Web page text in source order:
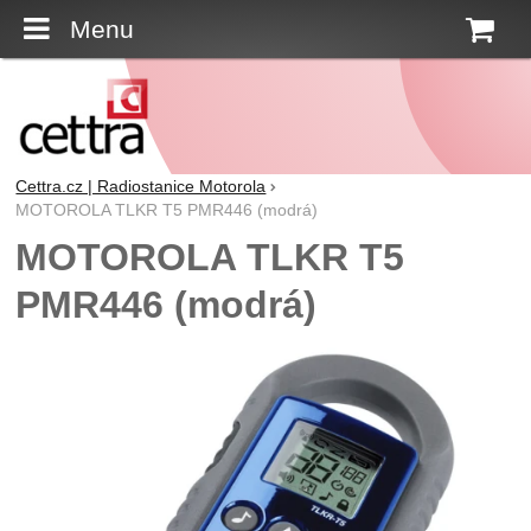
Menu
Cettra.cz | Radiostanice Motorola
MOTOROLA TLKR T5 PMR446 (modrá)
MOTOROLA TLKR T5
PMR446 (modrá)